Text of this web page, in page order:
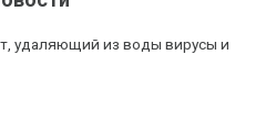
удаляющий из воды вирусы и